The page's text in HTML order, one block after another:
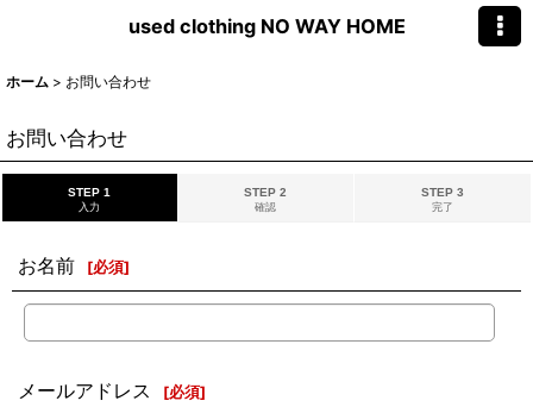
used clothing NO WAY HOME
ホーム > お問い合わせ
お問い合わせ
STEP 1
入力
STEP 2
確認
STEP 3
完了
お名前 [必須]
メールアドレス [必須]